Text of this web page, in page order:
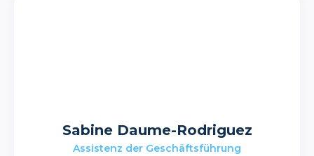
Sabine Daume-Rodriguez
Assistenz der Geschäftsführung